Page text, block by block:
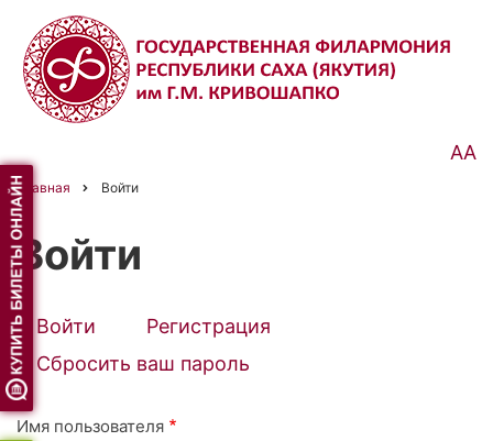
Перейти
основному
содержанию
АА
Строка
навигации
Главная Войти
Войти
Primary
tabs
Войти (активная
вкладка)
Регистрация
Сбросить ваш пароль
Имя пользователя